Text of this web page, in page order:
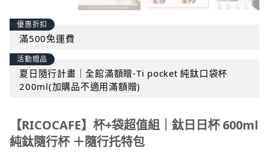
優惠折扣
滿500免運費
活動贈品
夏日隨行計畫｜全館滿額贈-Ti pocket 純鈦口袋杯
200ml(加購品不適用滿額贈)
【RICOCAFE】杯+袋超值組｜鈦日日杯 600ml
純鈦隨行杯 ＋隨行托特包